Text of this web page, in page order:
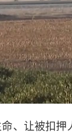
让被扣押